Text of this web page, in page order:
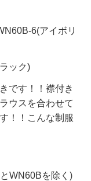
6(アイボリ
ック)
です！！襟付き
ウスを合わせて
！！こんな制服
WN60Bを除く)